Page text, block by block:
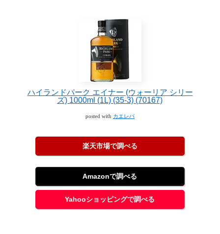
ハイランドパーク エイナー (ウォーリア シリー
ズ) 1000ml (1L) (35-3) (70167)
posted with カエレバ
楽天市場で調べる
Amazonで調べる
Yahooショッピングで調べる